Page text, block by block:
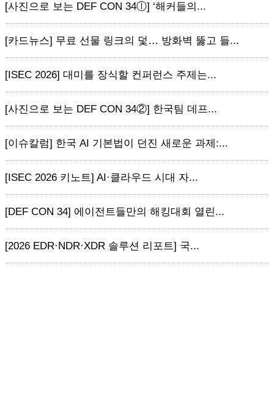
[사진으로 보는 DEF CON 34ⓛ] ‘해커들의...
[카드뉴스] 무료 선물 링크의 덫… 방화벽 뚫고 들...
[ISEC 2026] 대미를 장식할 컨퍼런스 주제는...
[사진으로 보는 DEF CON 34②] 한국팀 데프...
[이슈칼럼] 한국 AI 기본법이 던진 새로운 과제:...
[ISEC 2026 키노트] AI·클라우드 시대 자...
[DEF CON 34] 에이전트들만의 해킹대회 열린...
[2026 EDR·NDR·XDR 솔루션 리포트] 국...